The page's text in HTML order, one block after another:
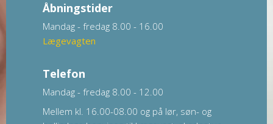
Åbningstider
Mandag - fredag 8.00 - 16.00
Lægevagten
Telefon
Mandag - fredag 8.00 - 12.00
Mellem kl. 16.00-08.00 og på lør, søn- og